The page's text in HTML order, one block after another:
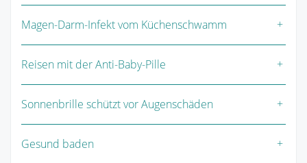
Magen-Darm-Infekt vom Küchenschwamm
Reisen mit der Anti-Baby-Pille
Sonnenbrille schützt vor Augenschäden
Gesund baden